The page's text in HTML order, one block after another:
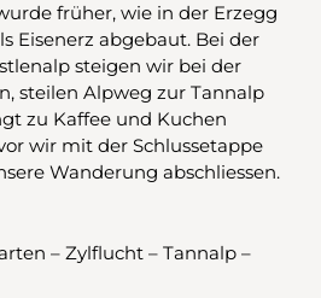
früher, wie in der Erzegg
Eisenerz abgebaut. Bei der
steigen wir bei der
steilen Alpweg zur Tannalp
zu Kaffee und Kuchen
wir mit der Schlussetappe
Wanderung abschliessen.
– Zylflucht – Tannalp –